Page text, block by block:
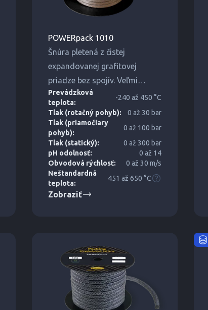
POWERpack 1010
Šnúra pletená z čistej
expandovanej grafitovej
priadze bez spojív. Veľmi
pružná a ohybná.
Prevádzková
teplota:
-240 až 450 °C
Tlak (rotačný pohyb):
0 až 30 bar
Tlak (priamočiary
pohyb):
0 až 100 bar
Tlak (statický):
0 až 300 bar
pH odolnosť:
0 až 14
Obvodová rýchlosť:
0 až 30 m/s
Neštandardná
teplota:
451 až 650 °C
Zobraziť